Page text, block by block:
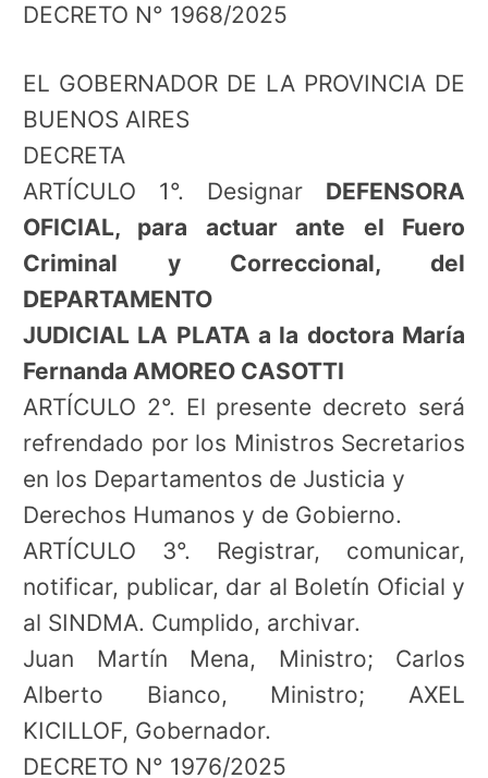
DECRETO N° 1968/2025
EL GOBERNADOR DE LA PROVINCIA DE
BUENOS AIRES
DECRETA
ARTÍCULO 1°. Designar DEFENSORA
OFICIAL, para actuar ante el Fuero
Criminal y Correccional, del
DEPARTAMENTO
JUDICIAL LA PLATA a la doctora María
Fernanda AMOREO CASOTTI
ARTÍCULO 2°. El presente decreto será
refrendado por los Ministros Secretarios
en los Departamentos de Justicia y
Derechos Humanos y de Gobierno.
ARTÍCULO 3°. Registrar, comunicar,
notificar, publicar, dar al Boletín Oficial y
al SINDMA. Cumplido, archivar.
Juan Martín Mena, Ministro; Carlos
Alberto Bianco, Ministro; AXEL
KICILLOF, Gobernador.
DECRETO N° 1976/2025